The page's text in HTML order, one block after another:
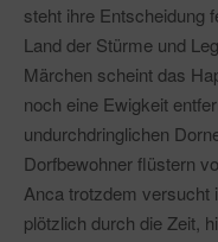
steht ihre Entscheidung
Land der Stürme und
Märchen scheint das
noch eine Ewigkeit
undurchdringlichen
Dorfbewohner flüstern
Anca trotzdem versucht
plötzlich durch die Zeit,